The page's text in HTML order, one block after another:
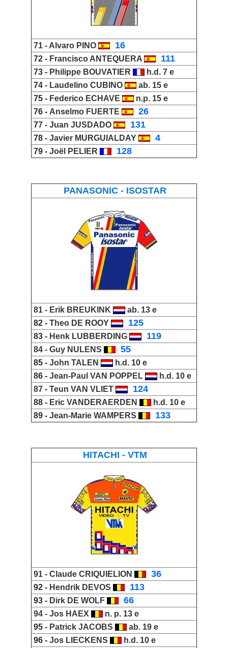
71 - Alvaro PINO 16
72 - Francisco ANTEQUERA 111
73 - Philippe BOUVATIER
h.d. 7 e
74 - Laudelino CUBINO
ab. 15 e
75 - Federico ECHAVE
n.p. 15 e
76 - Anselmo FUERTE 26
77 - Juan JUSDADO 131
78 - Javier MURGUIALDAY 4
79 - Joël PELIER 128
PANASONIC - ISOSTAR
81 - Erik BREUKINK
ab. 13 e
82 - Theo DE ROOY 125
83 - Henk LUBBERDING 119
84 - Guy NULENS 55
85 - John TALEN
h.d. 10 e
86 - Jean-Paul VAN POPPEL
h.d. 10 e
87 - Teun VAN VLIET 124
88 - Eric VANDERAERDEN
h.d. 10 e
89 - Jean-Marie WAMPERS 133
HITACHI - VTM
91 - Claude CRIQUIELION 36
92 - Hendrik DEVOS 113
93 - Dirk DE WOLF 66
94 - Jos HAEX
n. p. 13 e
95 - Patrick JACOBS
ab. 19 e
96 - Jos LIECKENS
h.d. 10 e